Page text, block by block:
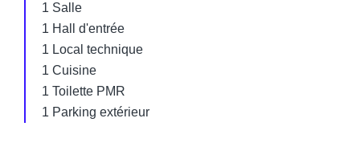
1 Salle
1 Hall d'entrée
1 Local technique
1 Cuisine
1 Toilette PMR
1 Parking extérieur